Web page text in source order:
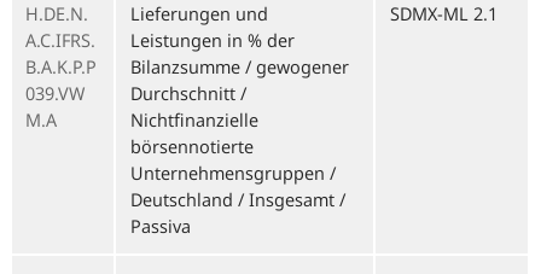
H.DE.N.
A.C.IFRS.
B.A.K.P.P
039.VW
M.A
Lieferungen und
Leistungen in % der
Bilanzsumme / gewogener
Durchschnitt /
Nichtfinanzielle
börsennotierte
Unternehmensgruppen /
Deutschland / Insgesamt /
Passiva
SDMX-ML 2.1